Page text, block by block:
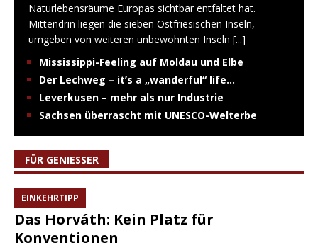
Naturlebensräume Europas sichtbar entfaltet hat.
Mittendrin liegen die sieben Ostfriesischen Inseln,
umgeben von weiteren unbewohnten Inseln [...]
Mississippi-Feeling auf Moldau und Elbe
Der Lechweg – it’s a „wanderful“ life…
Leverkusen – mehr als nur Industrie
Sachsen überrascht mit UNESCO-Welterbe
FÜR GENIESSER
EINKEHRTIPP
Das Horváth: Kein Platz für
Konventionen